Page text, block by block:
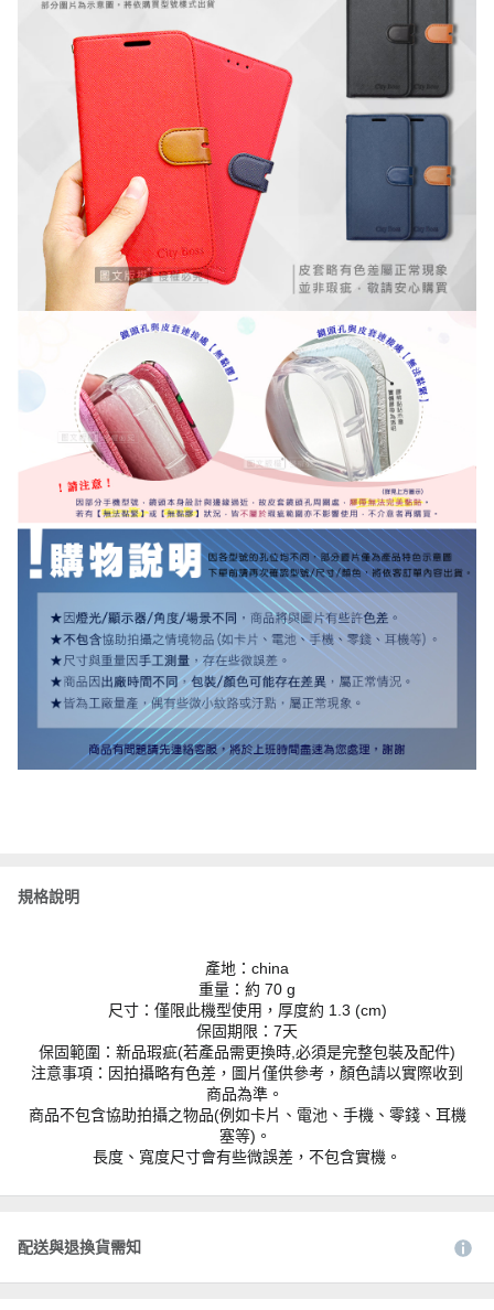
規格說明
產地：china
重量：約 70 g
尺寸：僅限此機型使用，厚度約 1.3 (cm)
保固期限：7天
保固範圍：新品瑕疵(若產品需更換時,必須是完整包裝及配件)
注意事項：因拍攝略有色差，圖片僅供參考，顏色請以實際收到
商品為準。
商品不包含協助拍攝之物品(例如卡片、電池、手機、零錢、耳機
塞等)。
長度、寬度尺寸會有些微誤差，不包含實機。
配送與退換貨需知